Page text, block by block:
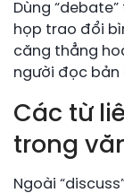
Dùng
họp trao đổi
căng thẳng
người đọc bản
Các từ
trong
Ngoài